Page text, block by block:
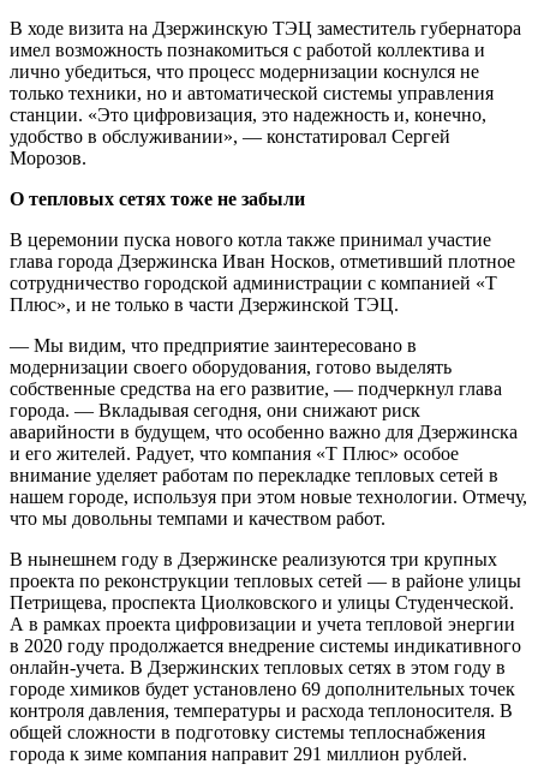
В ходе визита на Дзержинскую ТЭЦ заместитель губернатора
имел возможность познакомиться с работой коллектива и
лично убедиться, что процесс модернизации коснулся не
только техники, но и автоматической системы управления
станции. «Это цифровизация, это надежность и, конечно,
удобство в обслуживании», — констатировал Сергей
Морозов.
О тепловых сетях тоже не забыли
В церемонии пуска нового котла также принимал участие
глава города Дзержинска Иван Носков, отметивший плотное
сотрудничество городской администрации с компанией «Т
Плюс», и не только в части Дзержинской ТЭЦ.
— Мы видим, что предприятие заинтересовано в
модернизации своего оборудования, готово выделять
собственные средства на его развитие, — подчеркнул глава
города. — Вкладывая сегодня, они снижают риск
аварийности в будущем, что особенно важно для Дзержинска
и его жителей. Радует, что компания «Т Плюс» особое
внимание уделяет работам по перекладке тепловых сетей в
нашем городе, используя при этом новые технологии. Отмечу,
что мы довольны темпами и качеством работ.
В нынешнем году в Дзержинске реализуются три крупных
проекта по реконструкции тепловых сетей — в районе улицы
Петрищева, проспекта Циолковского и улицы Студенческой.
А в рамках проекта цифровизации и учета тепловой энергии
в 2020 году продолжается внедрение системы индикативного
онлайн-учета. В Дзержинских тепловых сетях в этом году в
городе химиков будет установлено 69 дополнительных точек
контроля давления, температуры и расхода теплоносителя. В
общей сложности в подготовку системы теплоснабжения
города к зиме компания направит 291 миллион рублей.